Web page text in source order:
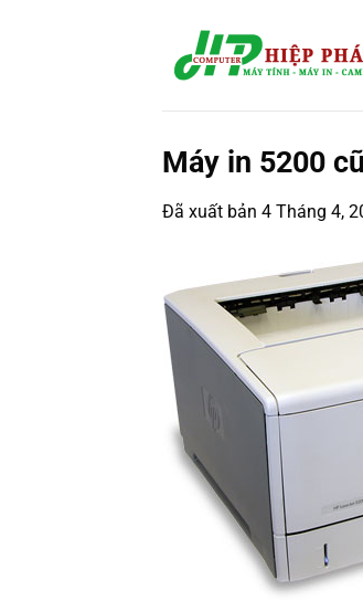
Máy in 5200 cũ
Đã xuất bản 4 Tháng 4,